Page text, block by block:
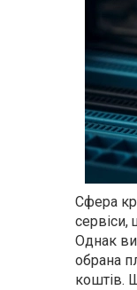
Сфера
Однак
обрана
коштів.